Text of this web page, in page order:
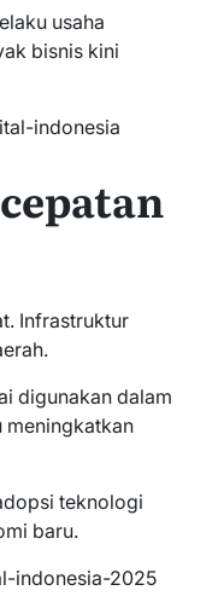
usaha
bisnis kini
indonesia
Infrastruktur
digunakan dalam
meningkatkan
teknologi
baru.
indonesia-2025